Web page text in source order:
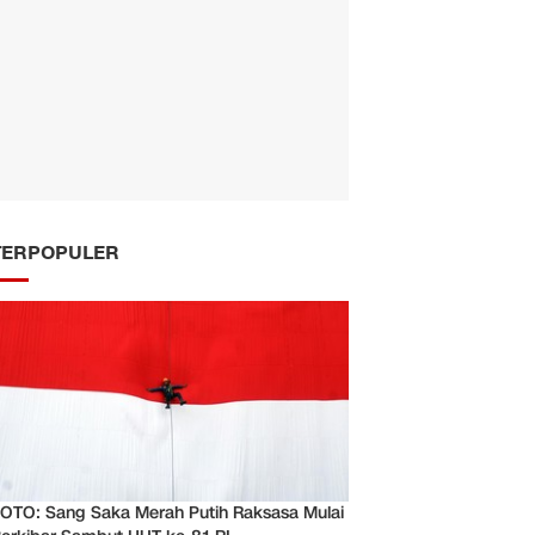
Sang Saka Merah Putih Raksasa Mulai